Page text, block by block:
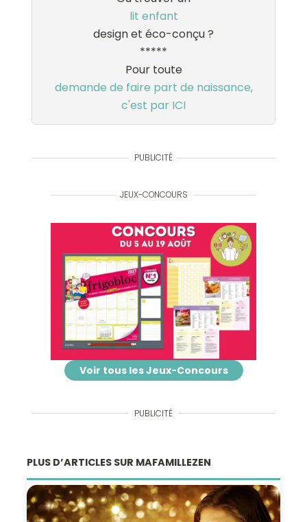
lit enfant
design et éco-conçu ?
*****
Pour toute
demande de faire part de naissance,
c'est par ICI
PUBLICITÉ
JEUX-CONCOURS
Voir tous les Jeux-Concours
PUBLICITÉ
PLUS D’ARTICLES SUR MAFAMILLEZEN